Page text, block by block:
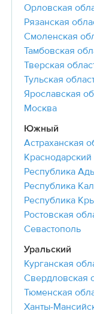
Орловская
Рязанская
Смоленская
Тамбовская
Тверская
Тульская
Ярославская
Москва
Южный
Астраханская
Краснодарский
Республика
Республика
Республика
Ростовская
Севастополь
Уральский
Курганская
Свердловская
Тюменская
Ханты-